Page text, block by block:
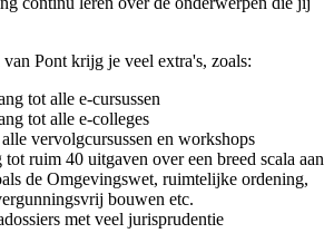
Pont krijg je veel extra's, zoals:
tot alle e-cursussen
tot alle e-colleges
vervolgcursussen en workshops
tot ruim 40 uitgaven over een breed scala aan
de Omgevingswet, ruimtelijke ordening,
bouwen etc.
met veel jurisprudentie